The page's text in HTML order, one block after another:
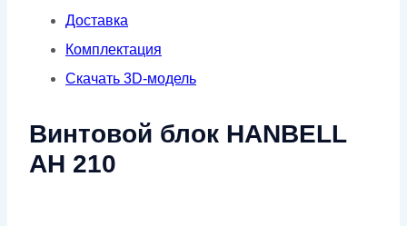
Доставка
Комплектация
Скачать 3D-модель
Винтовой блок HANBELL
AH 210